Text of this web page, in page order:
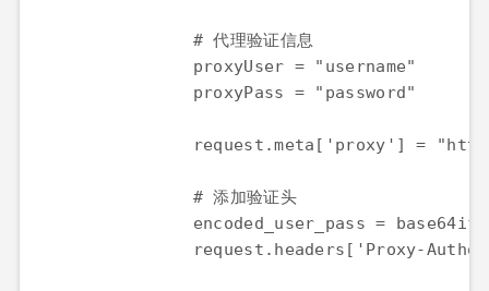
# 代理验证信息
proxyUser =
"username"
proxyPass
= "password"
request .meta [ 'proxy' ] =
# 添加验证头
encoded_user_pass = base64ify
request . headers [ 'Proxy-